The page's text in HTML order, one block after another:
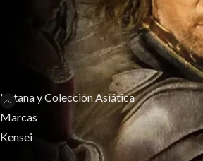
FILTRAR POR CATEGORÍA
Katana y Colección Asiática
Marcas
Kensei